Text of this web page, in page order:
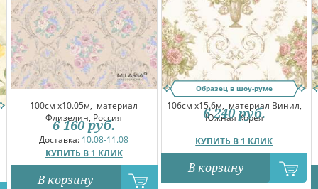
100см x10.05м, материал
Флизелин, Россия
Доставка: 10.08-11.08
КУПИТЬ В 1 КЛИК
6 160 руб.
В корзину
Образец в шоу-руме
106см x15.6м, материал Винил,
Южная Корея
КУПИТЬ В 1 КЛИК
6 240 руб.
В корзину